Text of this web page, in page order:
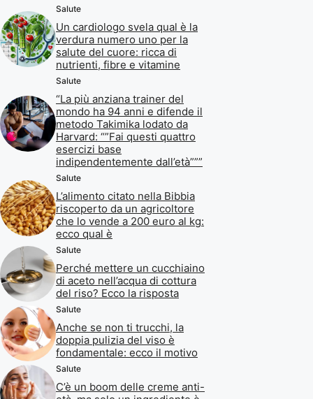
Salute
Un cardiologo svela qual è la
verdura numero uno per la
salute del cuore: ricca di
nutrienti, fibre e vitamine
Salute
“La più anziana trainer del
mondo ha 94 anni e difende il
metodo Takimika lodato da
Harvard: “”Fai questi quattro
esercizi base
indipendentemente dall’età”””
Salute
L’alimento citato nella Bibbia
riscoperto da un agricoltore
che lo vende a 200 euro al kg:
ecco qual è
Salute
Perché mettere un cucchiaino
di aceto nell’acqua di cottura
del riso? Ecco la risposta
Salute
Anche se non ti trucchi, la
doppia pulizia del viso è
fondamentale: ecco il motivo
Salute
C’è un boom delle creme anti-